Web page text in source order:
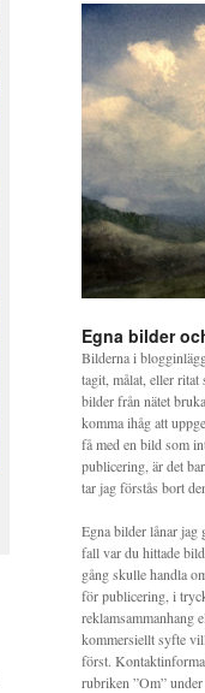
Egna bilder
Bilderna i
tagit, målat, eller ritat
bilder från nätet
komma ihåg att
få med en bild som
publicering, är det
tar jag förstås bort
Egna bilder lånar jag
fall var du hittade
gång skulle handla
för publicering, i
reklamsammanhang
kommersiellt syfte
först.
rubriken ”Om”